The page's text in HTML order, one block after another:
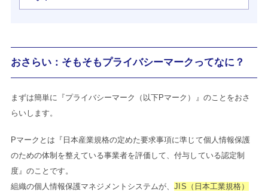
おさらい：そもそもプライバシーマークってなに？
まずは簡単に『プライバシーマーク（以下Pマーク）』のことをおさ
らいします。
Pマークとは『日本産業規格の定めた要求事項に準じて個人情報保護
のための体制を整えている事業者を評価して、付与している認定制
度』のことです。
組織の個人情報保護マネジメントシステムが、JIS（日本工業規格）